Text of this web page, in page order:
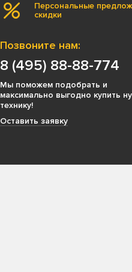
Персональные
скидки
Позвоните нам:
8 (495) 88-88-774
Мы поможем подобрать и
максимально выгодно купить
технику!
Оставить заявку